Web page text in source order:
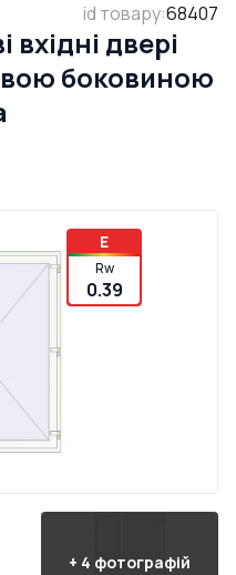
id товару:68407
двері
боковиною
E
Rw
0.39
+ 4 фотографій